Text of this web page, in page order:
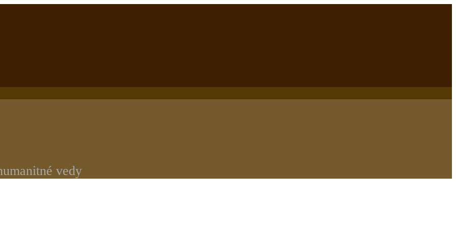
vedy